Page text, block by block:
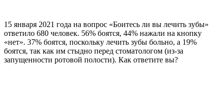
15 января 2021 года на вопрос «Боитесь ли вы лечить зубы»
ответило 680 человек. 56% боятся, 44% нажали на кнопку
«нет». 37% боятся, поскольку лечить зубы больно, а 19%
боятся, так как им стыдно перед стоматологом (из-за
запущенности ротовой полости). Как ответите вы?